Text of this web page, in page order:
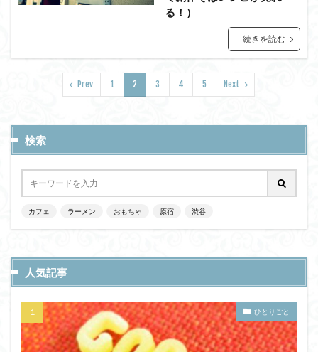
る！）
続きを読む
Prev 1 2 3 4 5 Next
検索
カフェ ラーメン おもちゃ 原宿 渋谷
人気記事
ひとりごと